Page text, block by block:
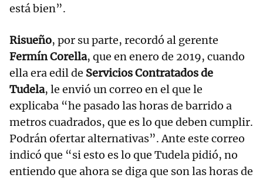
está bien”.
Risueño, por su parte, recordó al gerente
Fermín Corella, que en enero de 2019, cuando
ella era edil de Servicios Contratados de
Tudela, le envió un correo en el que le
explicaba “he pasado las horas de barrido a
metros cuadrados, que es lo que deben cumplir.
Podrán ofertar alternativas”. Ante este correo
indicó que “si esto es lo que Tudela pidió, no
entiendo que ahora se diga que son las horas de